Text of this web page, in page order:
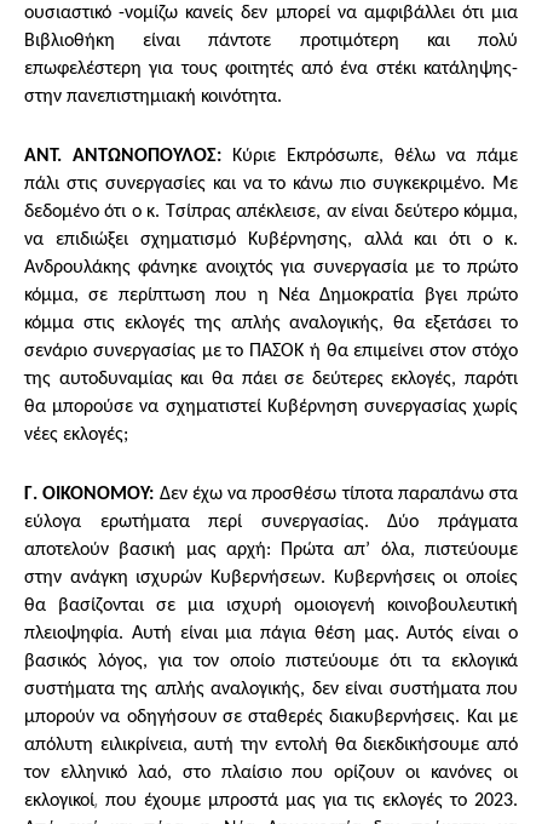
ουσιαστικό -νομίζω κανείς δεν μπορεί να αμφιβάλλει ότι μια
Βιβλιοθήκη είναι πάντοτε προτιμότερη και πολύ
επωφελέστερη για τους φοιτητές από ένα στέκι κατάληψης-
στην πανεπιστημιακή κοινότητα.
ΑΝΤ. ΑΝΤΩΝΟΠΟΥΛΟΣ:
Κύριε Εκπρόσωπε, θέλω να πάμε
πάλι στις συνεργασίες και να το κάνω πιο συγκεκριμένο. Με
δεδομένο ότι ο κ. Τσίπρας απέκλεισε, αν είναι δεύτερο κόμμα,
να επιδιώξει σχηματισμό Κυβέρνησης, αλλά και ότι ο κ.
Ανδρουλάκης φάνηκε ανοιχτός για συνεργασία με το πρώτο
κόμμα, σε περίπτωση που η Νέα Δημοκρατία βγει πρώτο
κόμμα στις εκλογές της απλής αναλογικής, θα εξετάσει το
σενάριο συνεργασίας με το ΠΑΣΟΚ ή θα επιμείνει στον στόχο
της αυτοδυναμίας και θα πάει σε δεύτερες εκλογές, παρότι
θα μπορούσε να σχηματιστεί Κυβέρνηση συνεργασίας χωρίς
νέες εκλογές;
Γ. ΟΙΚΟΝΟΜΟΥ: Δεν έχω να προσθέσω τίποτα παραπάνω στα
εύλογα ερωτήματα περί συνεργασίας. Δύο πράγματα
αποτελούν βασική μας αρχή: Πρώτα απ’ όλα, πιστεύουμε
στην ανάγκη ισχυρών Κυβερνήσεων. Κυβερνήσεις οι οποίες
θα βασίζονται σε μια ισχυρή ομοιογενή κοινοβουλευτική
πλειοψηφία. Αυτή είναι μια πάγια θέση μας. Αυτός είναι ο
βασικός λόγος, για τον οποίο πιστεύουμε ότι τα εκλογικά
συστήματα της απλής αναλογικής, δεν είναι συστήματα που
μπορούν να οδηγήσουν σε σταθερές διακυβερνήσεις. Και με
απόλυτη ειλικρίνεια, αυτή την εντολή θα διεκδικήσουμε από
τον ελληνικό λαό, στο πλαίσιο που ορίζουν οι κανόνες οι
εκλογικοί, που έχουμε μπροστά μας για τις εκλογές το 2023.